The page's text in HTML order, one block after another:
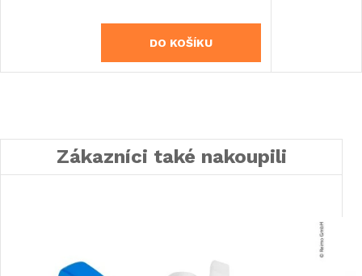
DO KOŠÍKU
Zákazníci také nakoupili